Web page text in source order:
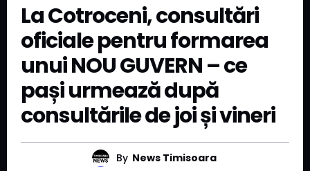
La Cotroceni, consultări
oficiale pentru formarea
unui NOU GUVERN – ce
pași urmează după
consultările de joi și vineri
By News Timisoara